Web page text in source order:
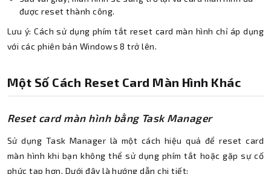
được reset thành công.
Lưu ý: Cách sử dụng phím tắt reset card màn hình chỉ áp dụng
với các phiên bản Windows 8 trở lên.
Một Số Cách Reset Card Màn Hình Khác
Reset card màn hình bằng Task Manager
Sử dụng Task Manager là một cách hiệu quả để reset card
màn hình khi bạn không thể sử dụng phím tắt hoặc gặp sự cố
phức tạp hơn. Dưới đây là hướng dẫn chi tiết: